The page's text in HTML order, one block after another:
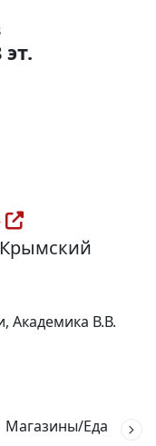
Академика В.В.
Магазины/Еда